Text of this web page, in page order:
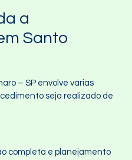
a
Santo
– SP envolve várias
seja realizado de
completa e planejamento